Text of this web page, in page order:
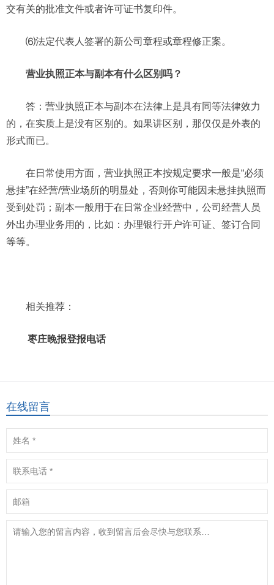
交有关的批准文件或者许可证书复印件。
⑹法定代表人签署的新公司章程或章程修正案。
营业执照正本与副本有什么区别吗？
答：营业执照正本与副本在法律上是具有同等法律效力
的，在实质上是没有区别的。如果讲区别，那仅仅是外表的
形式而已。
在日常使用方面，营业执照正本按规定要求一般是“必须
悬挂”在经营/营业场所的明显处，否则你可能因未悬挂执照而
受到处罚；副本一般用于在日常企业经营中，公司经营人员
外出办理业务用的，比如：办理银行开户许可证、签订合同
等等。
相关推荐：
枣庄晚报登报电话
在线留言